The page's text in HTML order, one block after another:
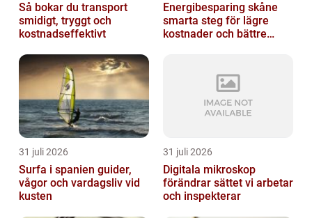
Så bokar du transport
smidigt, tryggt och
kostnadseffektivt
Energibesparing skåne
smarta steg för lägre
kostnader och bättre
31 juli 2026
Surfa i spanien guider,
vågor och vardagsliv vid
kusten
31 juli 2026
Digitala mikroskop
förändrar sättet vi arbetar
och inspekterar